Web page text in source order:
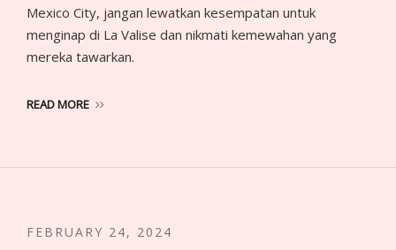
Mexico City, jangan lewatkan kesempatan untuk
menginap di La Valise dan nikmati kemewahan yang
mereka tawarkan.
READ MORE
FEBRUARY 24, 2024